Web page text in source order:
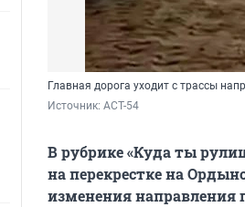
Главная дорога уходит с трассы
Источник: АСТ-54
В рубрике «Куда ты
на перекрестке на
изменения направления